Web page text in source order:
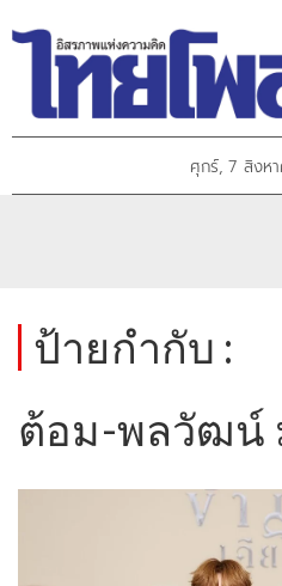
ศุกร์, 7 สิงห
ป้ายกำกับ :
ต้อม-พลวัฒน์​